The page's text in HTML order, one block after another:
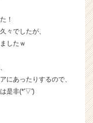
！
々でしたが、
したｗ
にあったりするので、
是非(*'▽')